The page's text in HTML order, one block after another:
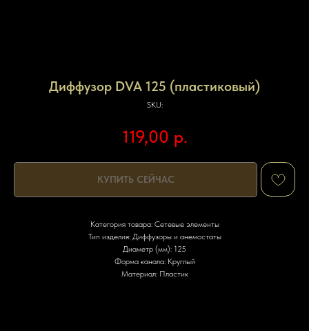
Диффузор DVA 125 (пластиковый)
SKU:
119,00 р.
КУПИТЬ СЕЙЧАС
Категория товара: Сетевые элементы
Тип изделия: Диффузоры и анемостаты
Диаметр (мм): 125
Форма канала: Круглый
Материал: Пластик